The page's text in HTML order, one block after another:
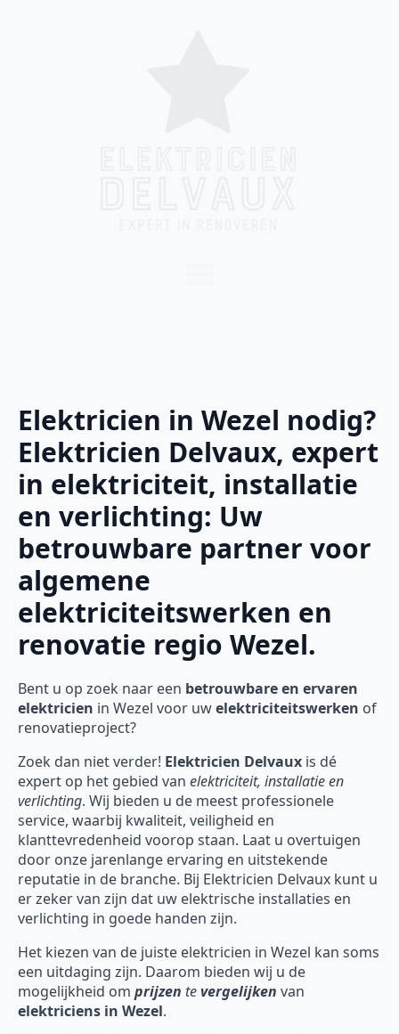
Elektricien in Wezel nodig?
Elektricien Delvaux, expert
in elektriciteit, installatie
en verlichting: Uw
betrouwbare partner voor
algemene
elektriciteitswerken en
renovatie regio Wezel.
Bent u op zoek naar een betrouwbare en ervaren
elektricien in Wezel voor uwelektriciteitswerken of
renovatieproject?
Zoek dan niet verder! Elektricien Delvaux is dé
expert op het gebied van elektriciteit, installatie en
verlichting. Wij bieden u de meest professionele
service, waarbij kwaliteit, veiligheid en
klanttevredenheid voorop staan. Laat u overtuigen
door onze jarenlange ervaring en uitstekende
reputatie in de branche. Bij Elektricien Delvaux kunt u
er zeker van zijn dat uw elektrische installaties en
verlichting in goede handen zijn.
Het kiezen van de juiste elektricien in Wezel kan soms
een uitdaging zijn. Daarom bieden wij u de
mogelijkheid om prijzen tevergelijken van
elektriciens in Wezel.